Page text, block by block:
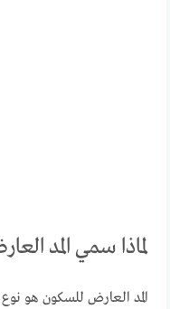
لماذا سمي المد
المد العارض للسكون هو